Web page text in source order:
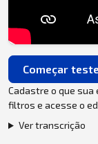
Começar
Cadastre o que sua
filtros e acesse o
Ver transcrição